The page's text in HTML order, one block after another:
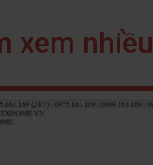
xem nhiều